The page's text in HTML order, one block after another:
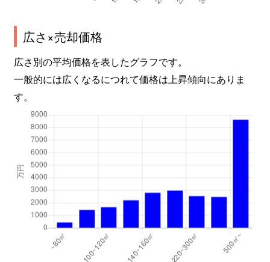
広さ×売却価格
広さ別の平均価格を表したグラフです。
一般的には広くなるにつれて価格は上昇傾向にありま
す。